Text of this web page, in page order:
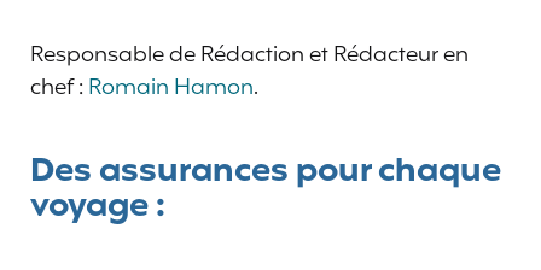
Responsable de Rédaction et Rédacteur en
chef : Romain Hamon.
Des assurances pour chaque
voyage :